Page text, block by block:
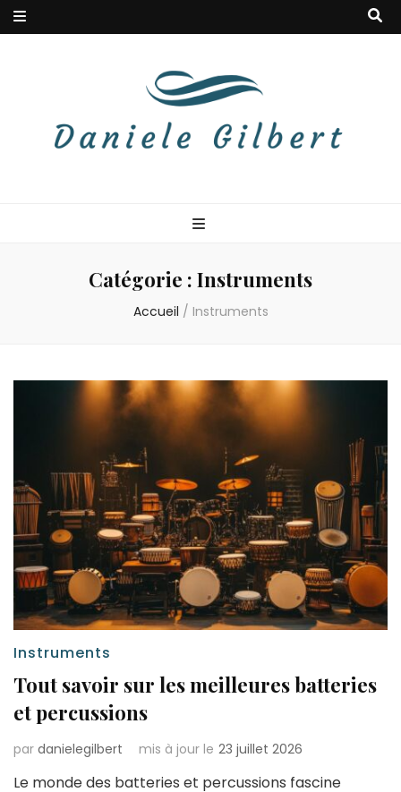
Catégorie : Instruments
Accueil / Instruments
Instruments
Tout savoir sur les meilleures batteries
et percussions
par danielegilbert mis à jour le 23 juillet 2026
Le monde des batteries et percussions fascine